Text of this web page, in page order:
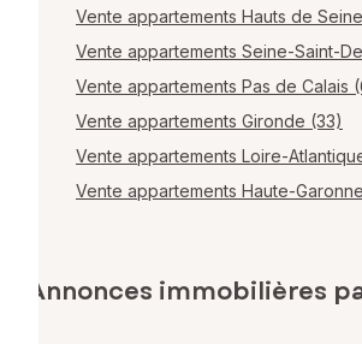
Vente appartements Hauts de
Vente appartements Seine-Saint-
Vente appartements Pas de Calais
Vente appartements Gironde (33)
Vente appartements Loire-
Vente appartements Haute-
Annonces immobilières